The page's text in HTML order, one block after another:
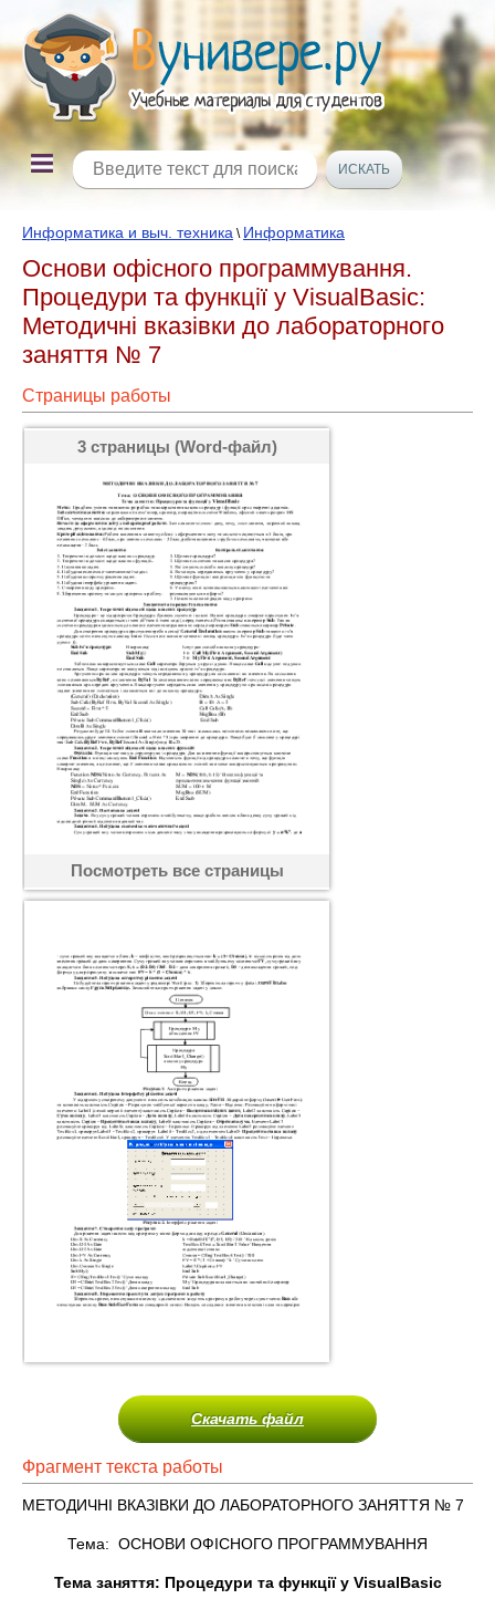
Информатика и выч. техника \ Информатика
Основи офісного программування.
Процедури та функції у VisualBasic:
Методичні вказівки до лабораторного
заняття № 7
Страницы работы
3 страницы (Word-файл)
Посмотреть все страницы
Скачать файл
Фрагмент текста работы
МЕТОДИЧНІ ВКАЗІВКИ ДО ЛАБОРАТОРНОГО ЗАНЯТТЯ № 7
Тема: ОСНОВИ ОФІСНОГО ПРОГРАММУВАННЯ
Тема заняття: Процедури та функції у VisualBasic